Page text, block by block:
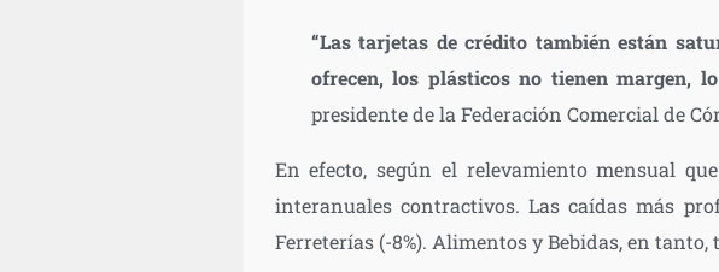
“Las tarjetas de crédito también están
ofrecen, los plásticos no tienen margen,
presidente de la Federación Comercial de
En efecto, según el relevamiento mensual
interanuales contractivos. Las caídas más
Ferreterías (-8%). Alimentos y Bebidas, en